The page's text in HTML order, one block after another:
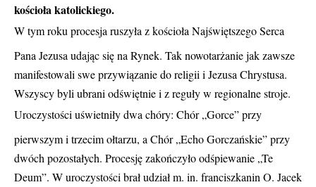
kościoła katolickiego.
W tym roku procesja ruszyła z kościoła Najświętszego Serca
Pana Jezusa udając się na Rynek. Tak nowotarżanie jak zawsze
manifestowali swe przywiązanie do religii i Jezusa Chrystusa.
Wszyscy byli ubrani odświętnie i z reguły w regionalne stroje.
Uroczystości uświetniły dwa chóry: Chór „Gorce” przy
pierwszym i trzecim ołtarzu, a Chór „Echo Gorczańskie” przy
dwóch pozostałych. Procesję zakończyło odśpiewanie „Te
Deum”. W uroczystości brał udział m. in. franciszkanin O. Jacek